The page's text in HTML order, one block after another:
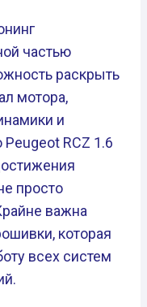
частью
раскрыть
мотора,
и
RCZ 1.6
просто
важна
которая
всех систем